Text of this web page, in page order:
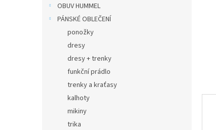
OBUV HUMMEL
PÁNSKÉ OBLEČENÍ
ponožky
dresy
dresy + trenky
funkční prádlo
trenky a kraťasy
kalhoty
mikiny
trika